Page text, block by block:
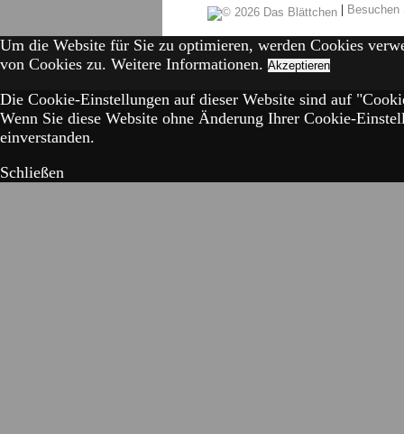
|
Um die Website für Sie zu optimieren, werden Cookies
von Cookies zu. Weitere Informationen. Akzeptieren
Die Cookie-Einstellungen auf dieser Website sind auf
Wenn Sie diese Website ohne Änderung Ihrer Cookie-
einverstanden.
Schließen